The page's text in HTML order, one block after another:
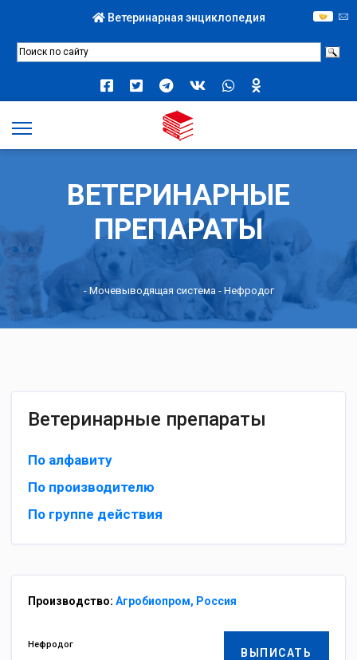
Ветеринарная энциклопедия
ВЕТЕРИНАРНЫЕ
ПРЕПАРАТЫ
- Мочевыводящая система - Нефродог
Ветеринарные препараты
По алфавиту
По производителю
По группе действия
Производство: Агробиопром, Россия
ВЫПИСАТЬ
Нефродог